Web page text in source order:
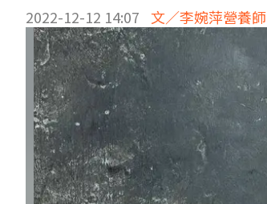
2022-12-12 14:07 文／李婉萍營養師